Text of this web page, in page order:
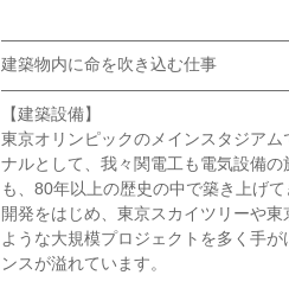
建築物内に命を吹き込む仕事
【建築設備】
東京オリンピックのメインスタジア
ナルとして、我々関電工も電気設備
も、80年以上の歴史の中で築き上げ
開発をはじめ、東京スカイツリーや
ような大規模プロジェクトを多く手
ンスが溢れています。